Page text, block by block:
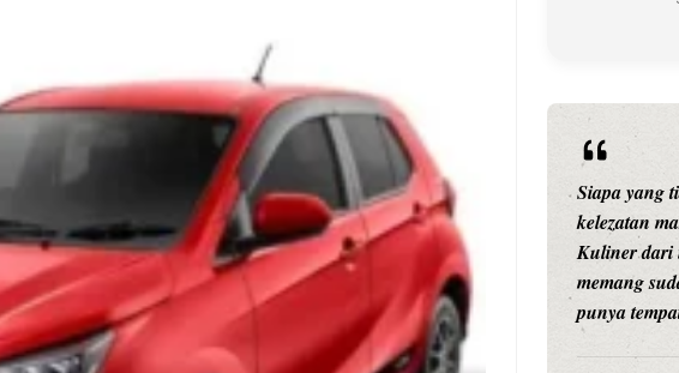
Pernah gak sih kamu mulai
ngerjain sesuatu cuma buat iseng-
iseng, eh ternyata malah jadi
peluang bisnis yang
menguntungkan? Nah, itulah ...
Siapa yang tidak kenal dengan
kelezatan masakan Jepang?
Kuliner dari negeri sakura ini
memang sudah mendunia dan
punya tempat khusus ...